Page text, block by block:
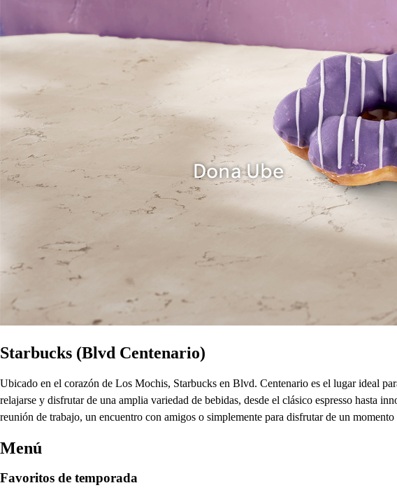
Starbucks (Blvd Centenario)
Ubicado en el corazón de Los Mochis, Starbucks en Blvd. Centenario es el lugar ideal
relajarse y disfrutar de una amplia variedad de bebidas, desde el clásico espresso hasta
reunión de trabajo, un encuentro con amigos o simplemente para disfrutar de un momento
Menú
Favoritos de temporada